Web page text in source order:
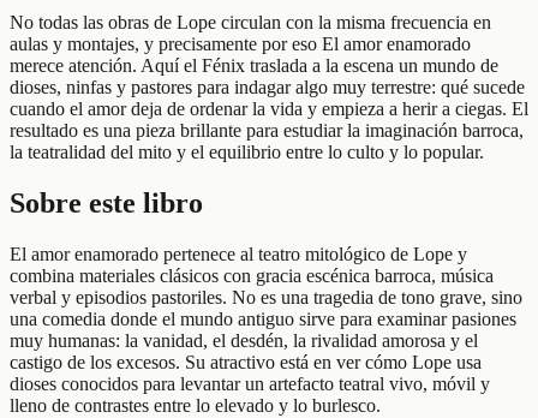
No todas las obras de Lope circulan con la misma frecuencia en
aulas y montajes, y precisamente por eso El amor enamorado
merece atención. Aquí el Fénix traslada a la escena un mundo de
dioses, ninfas y pastores para indagar algo muy terrestre: qué sucede
cuando el amor deja de ordenar la vida y empieza a herir a ciegas. El
resultado es una pieza brillante para estudiar la imaginación barroca,
la teatralidad del mito y el equilibrio entre lo culto y lo popular.
Sobre este libro
El amor enamorado pertenece al teatro mitológico de Lope y
combina materiales clásicos con gracia escénica barroca, música
verbal y episodios pastoriles. No es una tragedia de tono grave, sino
una comedia donde el mundo antiguo sirve para examinar pasiones
muy humanas: la vanidad, el desdén, la rivalidad amorosa y el
castigo de los excesos. Su atractivo está en ver cómo Lope usa
dioses conocidos para levantar un artefacto teatral vivo, móvil y
lleno de contrastes entre lo elevado y lo burlesco.